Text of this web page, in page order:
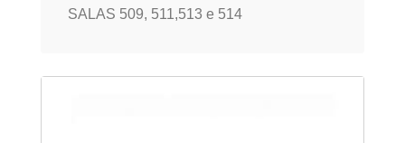
SALAS 509, 511,513 e 514